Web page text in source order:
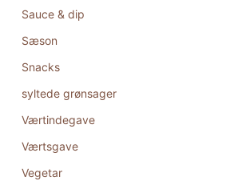
Sauce & dip
Sæson
Snacks
syltede grønsager
Værtindegave
Værtsgave
Vegetar